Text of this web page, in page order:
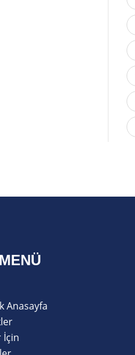
Anasayfa
İçin